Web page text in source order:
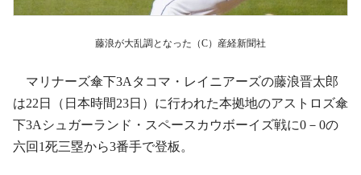
藤浪が大乱調となった（C）産経新聞社
マリナーズ傘下3Aタコマ・レイニアーズの藤浪晋太郎
は22日（日本時間23日）に行われた本拠地のアストロズ傘
下3Aシュガーランド・スペースカウボーイズ戦に0－0の
六回1死三塁から3番手で登板。